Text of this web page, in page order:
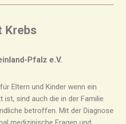
Krebs
Pfalz e.V.
Eltern und Kinder wenn ein
ist, sind auch die in der Familie
betroffen. Mit der Diagnose